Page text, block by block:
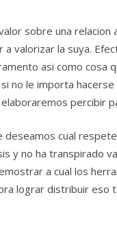
sobre una relacion
valorizar la suya.
asi como cosa
no le importa
percibir
cual
y no ha transpirado
a cual los
lograr distribuir eso